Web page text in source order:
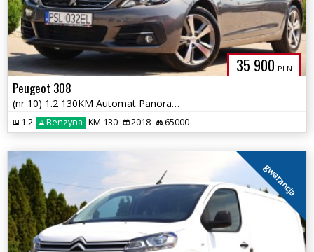
35 900 PLN
Peugeot 308
(nr 10) 1.2 130KM Automat Panorama Tempomat Parktronik Klima Gwarancja
1.2 Benzyna KM 130 2018 65000
gwarancja